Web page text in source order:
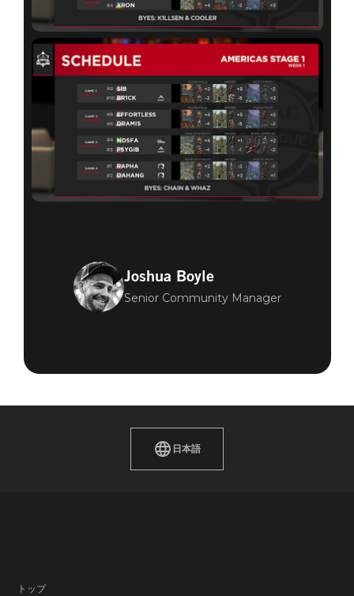
Joshua Boyle
Senior Community Manager
日本語
トップ